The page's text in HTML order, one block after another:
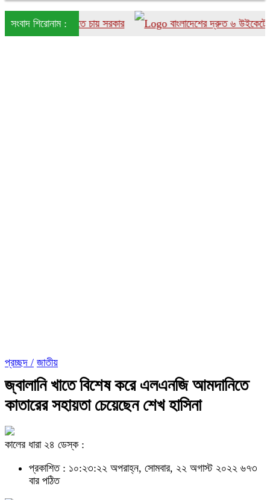
সংবাদ শিরোনাম :
আনতে চায় সরকার বাংলাদেশের দ্রুত ৬ উইকেটের পতন
প্রচ্ছদ / জাতীয়
জ্বালানি খাতে বিশেষ করে এলএনজি আমদানিতে
কাতারের সহায়তা চেয়েছেন শেখ হাসিনা
কালের ধারা ২৪ ডেস্ক :
প্রকাশিত : ১০:২৩:২২ অপরাহ্ন, সোমবার, ২২ অগাস্ট ২০২২ ৬৭৩
বার পঠিত